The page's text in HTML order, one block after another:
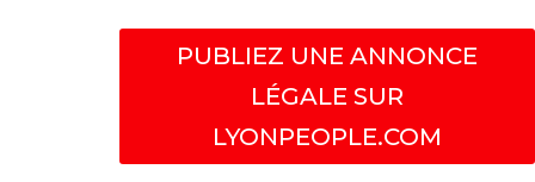
PUBLIEZ UNE ANNONCE
LÉGALE SUR
LYONPEOPLE.COM